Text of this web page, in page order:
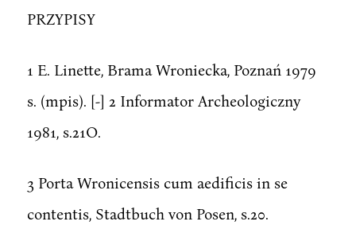
PRZYPISY
1 E. Linette, Brama Wroniecka, Poznań 1979
s. (mpis). [-] 2 Informator Archeologiczny
1981, s.21O.
3 Porta Wronicensis cum aedificis in se
contentis, Stadtbuch von Posen, s.20.